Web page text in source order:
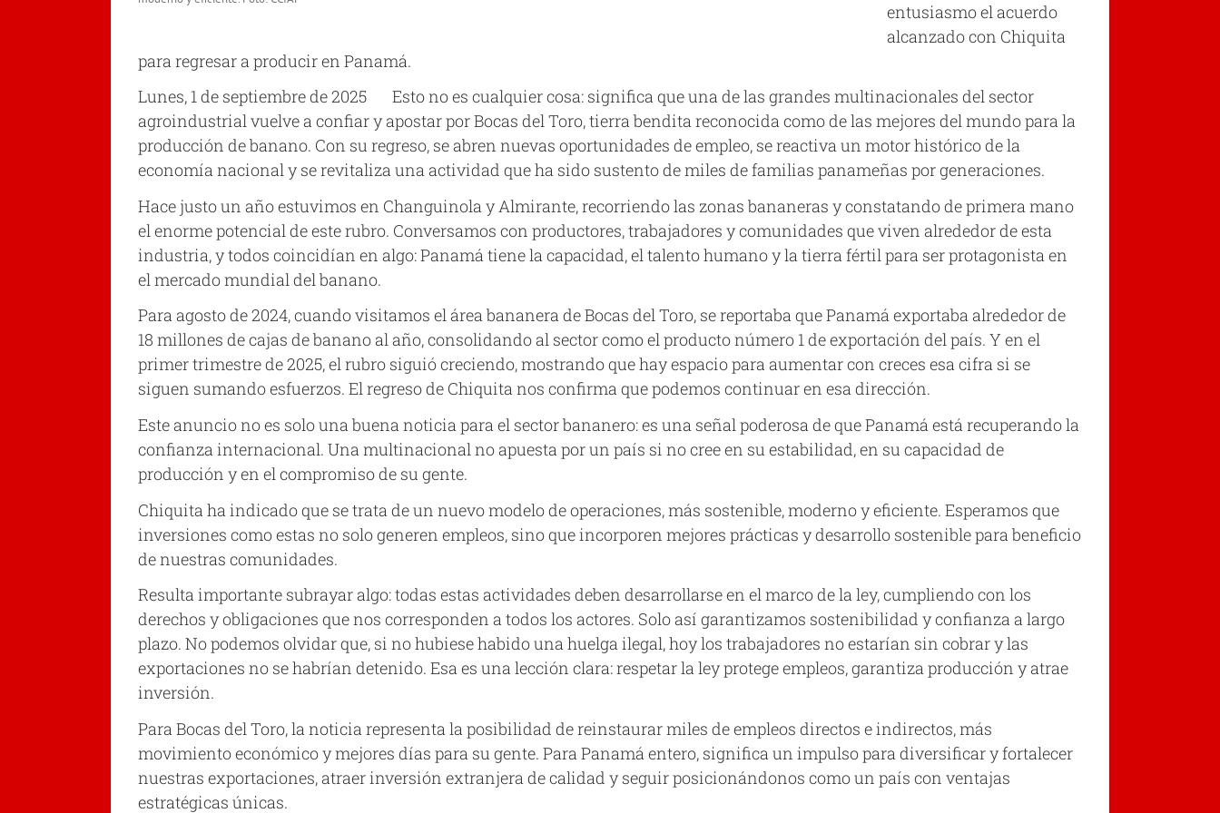
entusiasmo el acuerdo
alcanzado con Chiquita
para regresar a producir en Panamá.
Lunes, 1 de septiembre de 2025 Esto no es cualquier cosa: significa que una de las grandes multinacionales del sector
agroindustrial vuelve a confiar y apostar por Bocas del Toro, tierra bendita reconocida como de las mejores del mundo para la
producción de banano. Con su regreso, se abren nuevas oportunidades de empleo, se reactiva un motor histórico de la
economía nacional y se revitaliza una actividad que ha sido sustento de miles de familias panameñas por generaciones.
Hace justo un año estuvimos en Changuinola y Almirante, recorriendo las zonas bananeras y constatando de primera mano
el enorme potencial de este rubro. Conversamos con productores, trabajadores y comunidades que viven alrededor de esta
industria, y todos coincidían en algo: Panamá tiene la capacidad, el talento humano y la tierra fértil para ser protagonista en
el mercado mundial del banano.
Para agosto de 2024, cuando visitamos el área bananera de Bocas del Toro, se reportaba que Panamá exportaba alrededor de
18 millones de cajas de banano al año, consolidando al sector como el producto número 1 de exportación del país. Y en el
primer trimestre de 2025, el rubro siguió creciendo, mostrando que hay espacio para aumentar con creces esa cifra si se
siguen sumando esfuerzos. El regreso de Chiquita nos confirma que podemos continuar en esa dirección.
Este anuncio no es solo una buena noticia para el sector bananero: es una señal poderosa de que Panamá está recuperando la
confianza internacional. Una multinacional no apuesta por un país si no cree en su estabilidad, en su capacidad de
producción y en el compromiso de su gente.
Chiquita ha indicado que se trata de un nuevo modelo de operaciones, más sostenible, moderno y eficiente. Esperamos que
inversiones como estas no solo generen empleos, sino que incorporen mejores prácticas y desarrollo sostenible para beneficio
de nuestras comunidades.
Resulta importante subrayar algo: todas estas actividades deben desarrollarse en el marco de la ley, cumpliendo con los
derechos y obligaciones que nos corresponden a todos los actores. Solo así garantizamos sostenibilidad y confianza a largo
plazo. No podemos olvidar que, si no hubiese habido una huelga ilegal, hoy los trabajadores no estarían sin cobrar y las
exportaciones no se habrían detenido. Esa es una lección clara: respetar la ley protege empleos, garantiza producción y atrae
inversión.
Para Bocas del Toro, la noticia representa la posibilidad de reinstaurar miles de empleos directos e indirectos, más
movimiento económico y mejores días para su gente. Para Panamá entero, significa un impulso para diversificar y fortalecer
nuestras exportaciones, atraer inversión extranjera de calidad y seguir posicionándonos como un país con ventajas
estratégicas únicas.